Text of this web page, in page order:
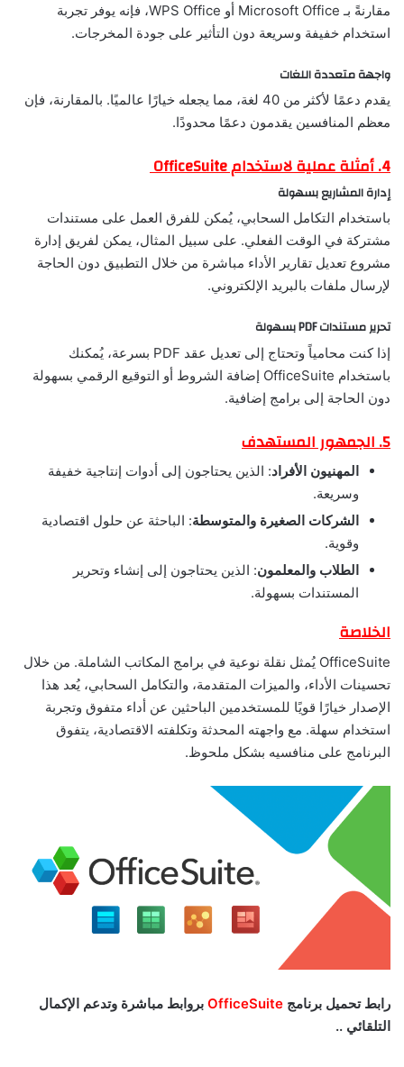
مقارنةً بـ Microsoft Office أو WPS Office، فإنه يوفر تجربة
استخدام خفيفة وسريعة دون التأثير على جودة المخرجات.
واجهة متعددة اللغات
يقدم دعمًا لأكثر من 40 لغة، مما يجعله خيارًا عالميًا. بالمقارنة، فإن
معظم المنافسين يقدمون دعمًا محدودًا.
4. أمثلة عملية لاستخدام OfficeSuite
إدارة المشاريع بسهولة
باستخدام التكامل السحابي، يُمكن للفرق العمل على مستندات
مشتركة في الوقت الفعلي. على سبيل المثال، يمكن لفريق إدارة
مشروع تعديل تقارير الأداء مباشرة من خلال التطبيق دون الحاجة
لإرسال ملفات بالبريد الإلكتروني.
تحرير مستندات PDF بسهولة
إذا كنت محامياً وتحتاج إلى تعديل عقد PDF بسرعة، يُمكنك
باستخدام OfficeSuite إضافة الشروط أو التوقيع الرقمي بسهولة
دون الحاجة إلى برامج إضافية.
5. الجمهور المستهدف
المهنيون الأفراد: الذين يحتاجون إلى أدوات إنتاجية خفيفة
وسريعة.
الشركات الصغيرة والمتوسطة: الباحثة عن حلول اقتصادية
وقوية.
الطلاب والمعلمون: الذين يحتاجون إلى إنشاء وتحرير
المستندات بسهولة.
الخلاصة
OfficeSuite يُمثل نقلة نوعية في برامج المكاتب الشاملة. من خلال
تحسينات الأداء، والميزات المتقدمة، والتكامل السحابي، يُعد هذا
الإصدار خيارًا قويًا للمستخدمين الباحثين عن أداء متفوق وتجربة
استخدام سهلة. مع واجهته المحدثة وتكلفته الاقتصادية، يتفوق
البرنامج على منافسيه بشكل ملحوظ.
رابط تحميل برنامج OfficeSuite بروابط مباشرة وتدعم الإكمال
التلقائي ..